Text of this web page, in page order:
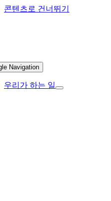
콘텐츠로 건너뛰기
Navigation
우리가 하는 일